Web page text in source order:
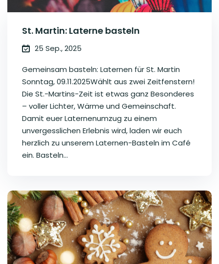
St. Martin: Laterne basteln
25 Sep., 2025
Gemeinsam basteln: Laternen für St. Martin
Sonntag, 09.11.2025Wählt aus zwei Zeitfenstern!
Die St.-Martins-Zeit ist etwas ganz Besonderes
– voller Lichter, Wärme und Gemeinschaft.
Damit euer Laternenumzug zu einem
unvergesslichen Erlebnis wird, laden wir euch
herzlich zu unserem Laternen-Basteln im Café
ein. Basteln...